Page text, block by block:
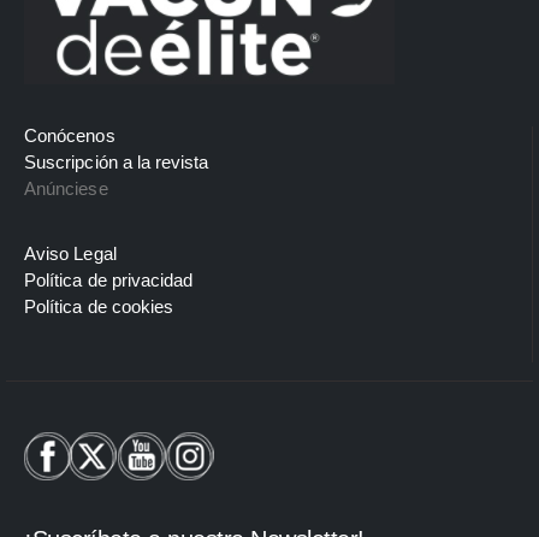
Conócenos
Suscripción a la revista
Anúnciese
Aviso Legal
Política de privacidad
Política de cookies